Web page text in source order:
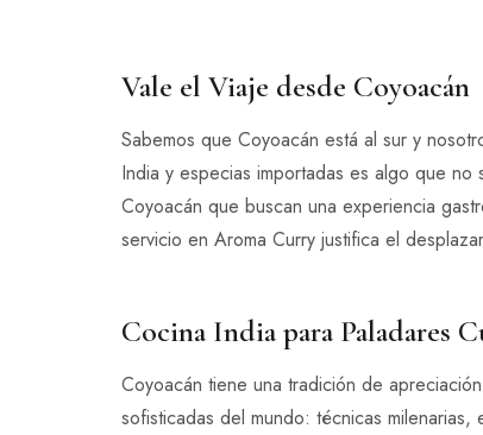
Vale el Viaje desde Coyoacán
Sabemos que Coyoacán está al sur y
India y especias importadas es algo que
Coyoacán que buscan una experiencia
servicio en Aroma Curry justifica el
Cocina India para Paladares
Coyoacán tiene una tradición de
sofisticadas del mundo: técnicas